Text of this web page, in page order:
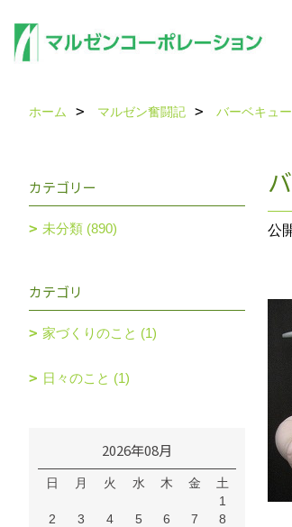
ホーム マルゼン奮闘記 バーベキュ
公
カテゴリー
未分類 (890)
カテゴリ
家づくりのこと (1)
日々のこと (1)
2026年08月
日 月 火 水 木 金
土
1
2
3 4 5 6 7
8